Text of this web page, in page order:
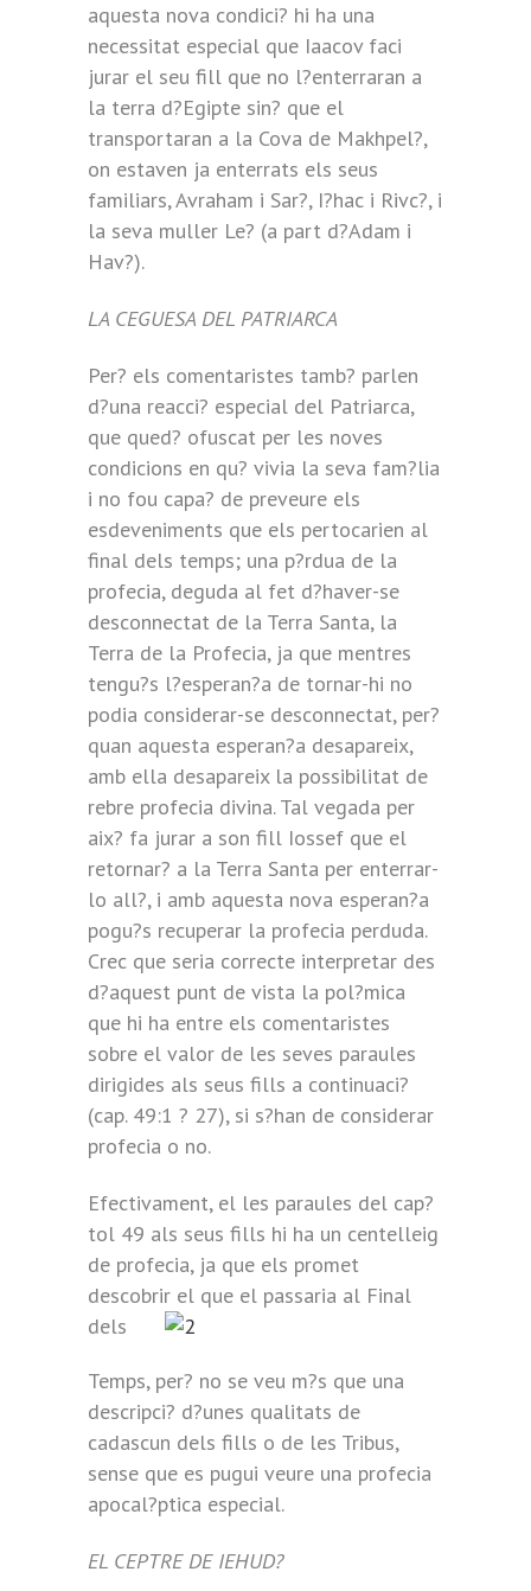
aquesta nova condici? hi ha una
necessitat especial que Iaacov faci
jurar el seu fill que no l?enterraran a
la terra d?Egipte sin? que el
transportaran a la Cova de Makhpel?,
on estaven ja enterrats els seus
familiars, Avraham i Sar?, I?hac i Rivc?, i
la seva muller Le? (a part d?Adam i
Hav?).
LA CEGUESA DEL PATRIARCA
Per? els comentaristes tamb? parlen
d?una reacci? especial del Patriarca,
que qued? ofuscat per les noves
condicions en qu? vivia la seva fam?lia
i no fou capa? de preveure els
esdeveniments que els pertocarien al
final dels temps; una p?rdua de la
profecia, deguda al fet d?haver-se
desconnectat de la Terra Santa, la
Terra de la Profecia, ja que mentres
tengu?s l?esperan?a de tornar-hi no
podia considerar-se desconnectat, per?
quan aquesta esperan?a desapareix,
amb ella desapareix la possibilitat de
rebre profecia divina. Tal vegada per
aix? fa jurar a son fill Iossef que el
retornar? a la Terra Santa per enterrar-
lo all?, i amb aquesta nova esperan?a
pogu?s recuperar la profecia perduda.
Crec que seria correcte interpretar des
d?aquest punt de vista la pol?mica
que hi ha entre els comentaristes
sobre el valor de les seves paraules
dirigides als seus fills a continuaci?
(cap. 49:1 ? 27), si s?han de considerar
profecia o no.
Efectivament, el les paraules del cap?
tol 49 als seus fills hi ha un centelleig
de profecia, ja que els promet
descobrir el que el passaria al Final
dels
Temps, per? no se veu m?s que una
descripci? d?unes qualitats de
cadascun dels fills o de les Tribus,
sense que es pugui veure una profecia
apocal?ptica especial.
EL CEPTRE DE IEHUD?